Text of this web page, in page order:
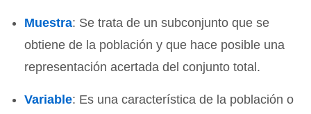
Muestra: Se trata de un subconjunto que se
obtiene de la población y que hace posible una
representación acertada del conjunto total.
Variable: Es una característica de la población o